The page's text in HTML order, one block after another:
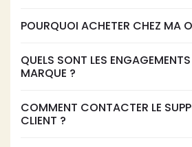
POURQUOI ACHETER CHEZ MA
QUELS SONT LES
MARQUE ?
COMMENT CONTACTER LE
CLIENT ?